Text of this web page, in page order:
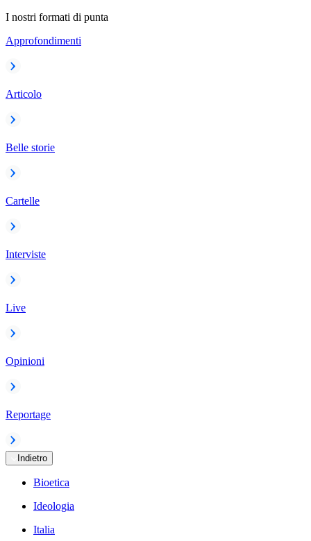
I nostri formati di punta
Approfondimenti
Articolo
Belle storie
Cartelle
Interviste
Live
Opinioni
Reportage
Indietro
Bioetica
Ideologia
Italia